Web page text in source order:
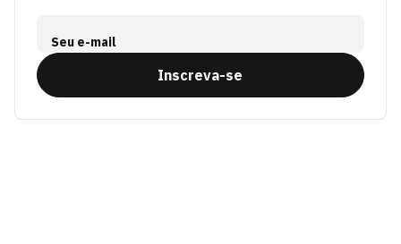
Seu e-mail
Inscreva-se